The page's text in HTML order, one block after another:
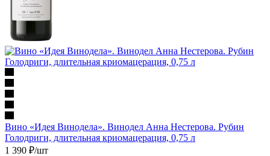
Вино «Идея Винодела». Винодел Анна Нестерова. Рубин
Голодриги, длительная криомацерация, 0,75 л
1 390 ₽/шт